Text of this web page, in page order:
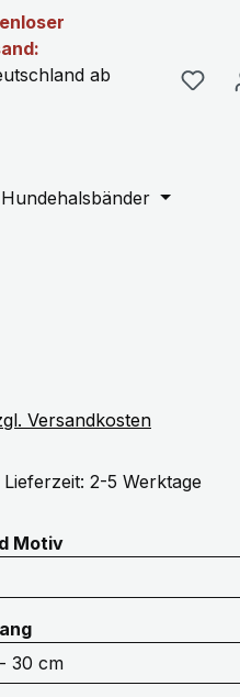
ab
Hundehalsbänder
Versandkosten
2-5 Werktage
Motivauswählen
auswählen